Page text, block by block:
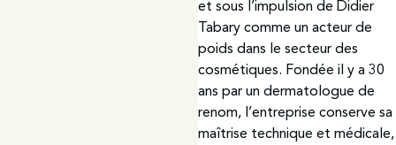
et sous l’impulsion de Didier
Tabary comme un acteur de
poids dans le secteur des
cosmétiques. Fondée il y a 30
ans par un dermatologue de
renom, l’entreprise conserve sa
maîtrise technique et médicale,